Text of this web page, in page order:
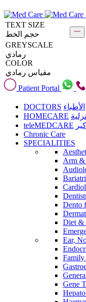
TEXT SIZE
حجم الخط
GREYSCALE
رمادي
COLOR
مقياس رمادي
Patient Portal
DOCTORS الأطباء
HOMECARE
teleMEDCARE
Chronic Care
SPECIALITIES
Arm &
Dento
Diet &
Ear,
Gene